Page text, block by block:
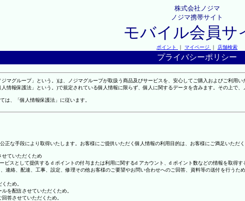
株式会社ノジマ
ノジマ携帯サイト
モバイル会員サ
ポイント ｜ マイページ ｜ 店舗検索
プライバシーポリシー
マグループ」という。)は、ノジマグループが取扱う商品及びサービスを、安心してご購入およびご利
情報保護法」という。)で規定されている個人情報に限らず、個人に関するデータを含みます。その上で
は、「個人情報保護法」に従います。
正な手段により取得いたします。お客様にご提供いただく個人情報の利用目的は、お客様にご満足いた
せていただくため
スとして提供する d ポイントの付与または利用に関するd アカウント、d ポイント数などの情報を取得す
連絡、配達、工事、設定、修理その他お客様のご要望やお問い合わせへのご回答、資料等の送付を行うため
ため。
を配信させていただくため。
答させていただくため。